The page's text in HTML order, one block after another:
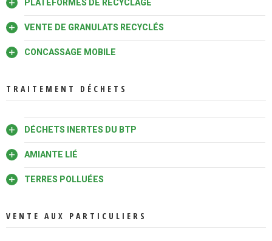
PLATEFORMES DE RECYCLAGE
VENTE DE GRANULATS RECYCLÉS
CONCASSAGE MOBILE
TRAITEMENT DÉCHETS
DÉCHETS INERTES DU BTP
AMIANTE LIÉ
TERRES POLLUÉES
VENTE AUX PARTICULIERS